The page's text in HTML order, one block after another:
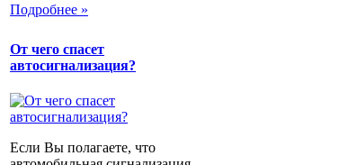
Подробнее »
От чего спасет
автосигнализация?
Если Вы полагаете, что